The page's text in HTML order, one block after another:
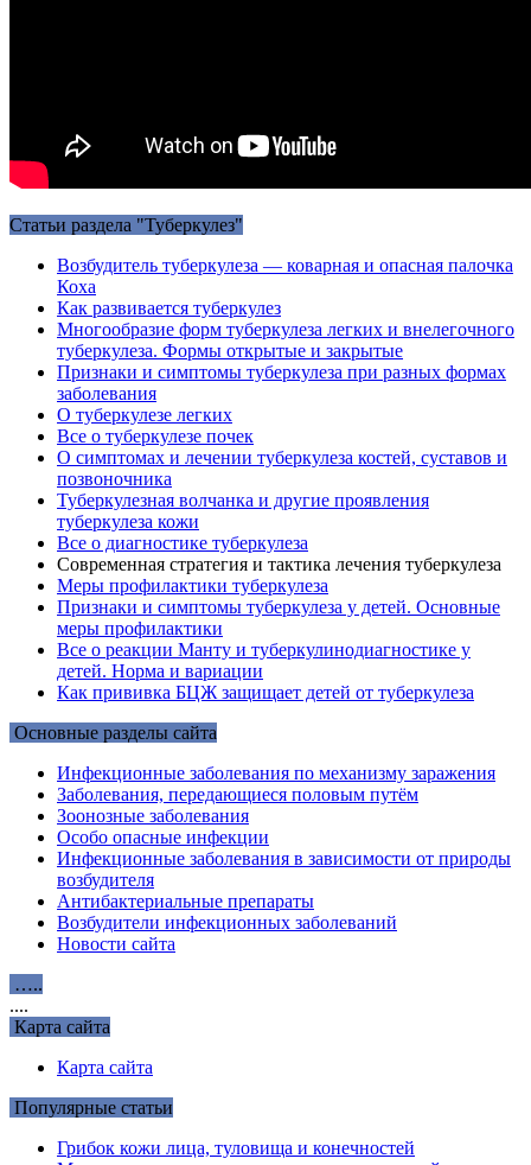
Статьи раздела "Туберкулез"
Возбудитель туберкулеза — коварная и опасная палочка
Коха
Как развивается туберкулез
Многообразие форм туберкулеза легких и внелегочного
туберкулеза. Формы открытые и закрытые
Признаки и симптомы туберкулеза при разных формах
заболевания
О туберкулезе легких
Все о туберкулезе почек
О симптомах и лечении туберкулеза костей, суставов и
позвоночника
Туберкулезная волчанка и другие проявления
туберкулеза кожи
Все о диагностике туберкулеза
Современная стратегия и тактика лечения туберкулеза
Меры профилактики туберкулеза
Признаки и симптомы туберкулеза у детей. Основные
меры профилактики
Все о реакции Манту и туберкулинодиагностике у
детей. Норма и вариации
Как прививка БЦЖ защищает детей от туберкулеза
Основные разделы сайта
Инфекционные заболевания по механизму заражения
Заболевания, передающиеся половым путём
Зоонозные заболевания
Особо опасные инфекции
Инфекционные заболевания в зависимости от природы
возбудителя
Антибактериальные препараты
Возбудители инфекционных заболеваний
Новости сайта
…..
....
Карта сайта
Карта сайта
Популярные статьи
Грибок кожи лица, туловища и конечностей